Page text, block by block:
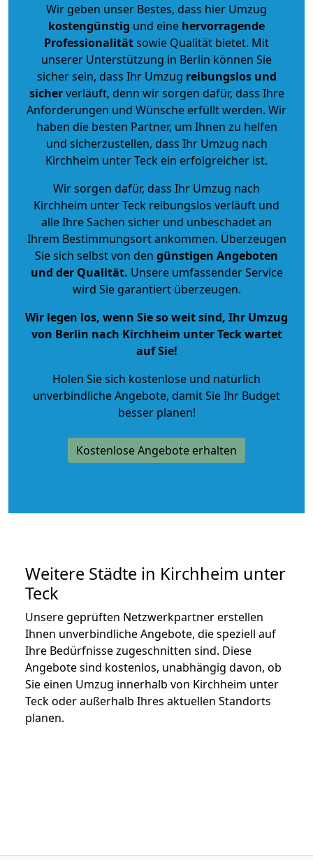
Wir geben unser Bestes, dass hier Umzug
kostengünstig und eine hervorragende
Professionalitätsowie Qualität bietet. Mit
unserer Unterstützung in Berlin können Sie
sicher sein, dass Ihr Umzug reibungslos und
sicherverläuft, denn wir sorgen dafür, dass Ihre
Anforderungen und Wünsche erfüllt werden. Wir
haben die besten Partner, um Ihnen zu helfen
und sicherzustellen, dass Ihr Umzug nach
Kirchheim unter Teck ein erfolgreicher ist.
Wir sorgen dafür, dass Ihr Umzug nach
Kirchheim unter Teck reibungslos verläuft und
alle Ihre Sachen sicher und unbeschadet an
Ihrem Bestimmungsort ankommen. Überzeugen
Sie sich selbst von den günstigen Angeboten
und der Qualität. Unsere umfassender Service
wird Sie garantiert überzeugen.
Wir legen los, wenn Sie so weit sind, Ihr Umzug
von Berlin nach Kirchheim unter Teck wartet
auf Sie!
Holen Sie sich kostenlose und natürlich
unverbindliche Angebote, damit Sie Ihr Budget
besser planen!
Kostenlose Angebote erhalten
Weitere Städte in Kirchheim unter
Teck
Unsere geprüften Netzwerkpartner erstellen
Ihnen unverbindliche Angebote, die speziell auf
Ihre Bedürfnisse zugeschnitten sind. Diese
Angebote sind kostenlos, unabhängig davon, ob
Sie einen Umzug innerhalb von Kirchheim unter
Teck oder außerhalb Ihres aktuellen Standorts
planen.